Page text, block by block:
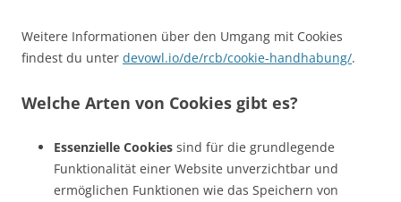
Weitere Informationen über den Umgang mit Cookies
findest du unter devowl.io/de/rcb/cookie-handhabung/.
Welche Arten von Cookies gibt es?
Essenzielle Cookies sind für die grundlegende
Funktionalität einer Website unverzichtbar und
ermöglichen Funktionen wie das Speichern von